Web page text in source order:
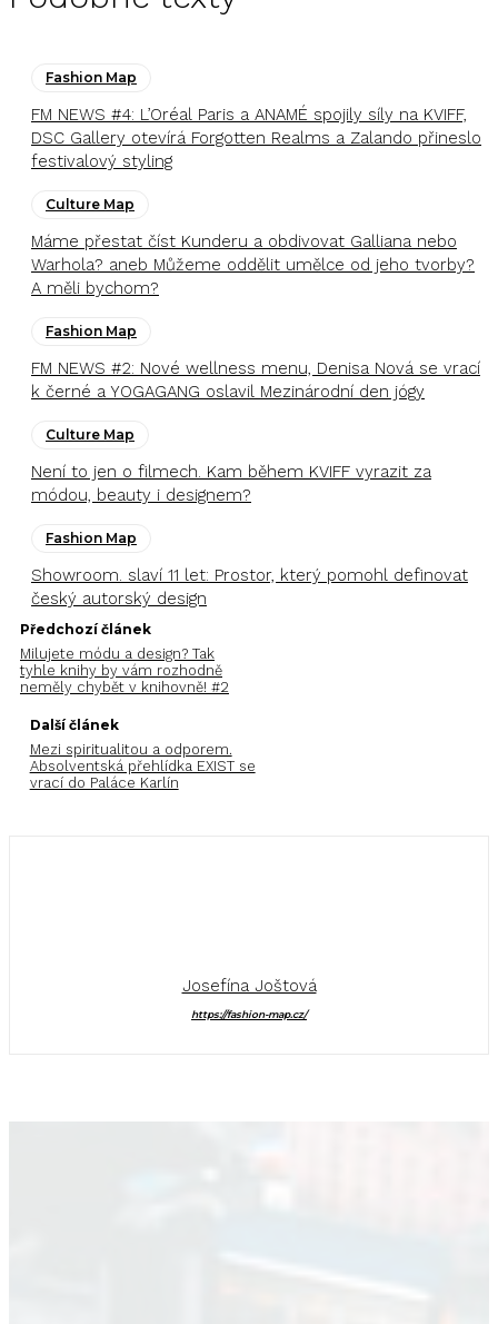
Fashion Map
FM NEWS #4: L’Oréal Paris a ANAMÉ spojily síly na KVIFF,
DSC Gallery otevírá Forgotten Realms a Zalando přineslo
festivalový styling
Culture Map
Máme přestat číst Kunderu a obdivovat Galliana nebo
Warhola? aneb Můžeme oddělit umělce od jeho tvorby?
A měli bychom?
Fashion Map
FM NEWS #2: Nové wellness menu, Denisa Nová se vrací
k černé a YOGAGANG oslavil Mezinárodní den jógy
Culture Map
Není to jen o filmech. Kam během KVIFF vyrazit za
módou, beauty i designem?
Fashion Map
Showroom. slaví 11 let: Prostor, který pomohl definovat
český autorský design
Předchozí článek
Milujete módu a design? Tak
tyhle knihy by vám rozhodně
neměly chybět v knihovně! #2
Další článek
Mezi spiritualitou a odporem.
Absolventská přehlídka EXIST se
vrací do Paláce Karlín
Josefína Joštová
https://fashion-map.cz/